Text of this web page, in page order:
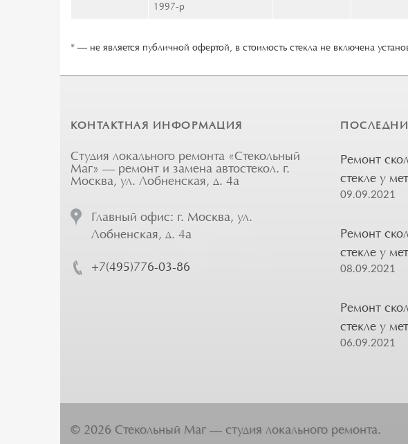
1997-p
* — не является публичной офертой, в стоимость стекла не включена
КОНТАКТНАЯ ИНФОРМАЦИЯ
Студия локального ремонта «Стекольный
Маг» — ремонт и замена автостекол. г.
Москва, ул. Лобненская, д. 4а
Главный офис: г. Москва, ул.
Лобненская, д. 4а
+7(495)776-03-86
Ремонт
стекле у
09.09.2021
Ремонт
стекле у
08.09.2021
Ремонт
стекле у
06.09.2021
© 2026 Стекольный Маг — студия локального ремонта.